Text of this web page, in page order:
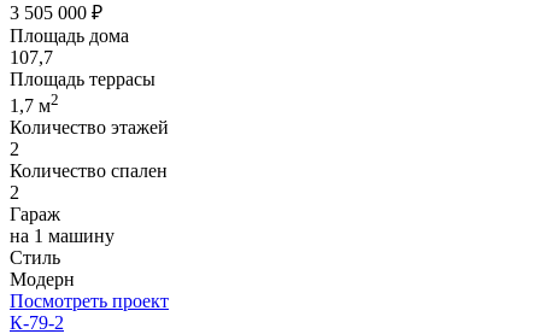
3 505 000 ₽
Площадь дома
107,7
Площадь террасы
1,7 м2
Количество этажей
2
Количество спален
2
Гараж
на 1 машину
Стиль
Модерн
Посмотреть проект
К-79-2